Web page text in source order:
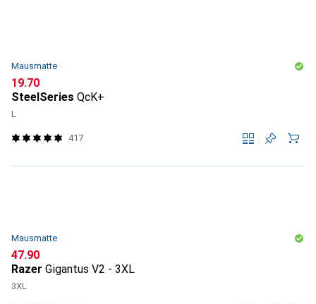
Mausmatte
CHF
19.70
SteelSeries QcK+
L
417
Mausmatte
CHF
47.90
Razer Gigantus V2 - 3XL
3XL